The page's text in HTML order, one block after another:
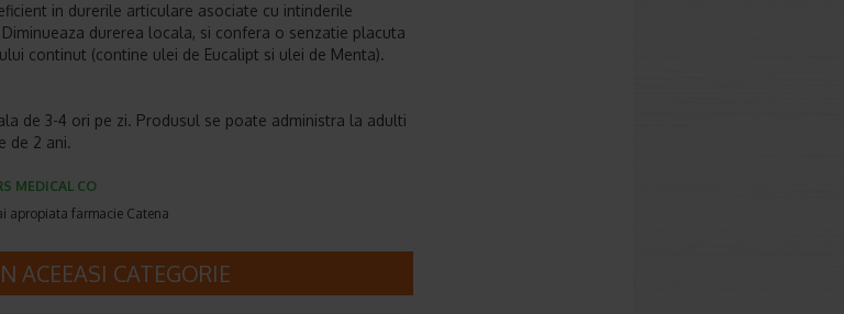
in durerile articulare asociate cu intinderile
durerea locala, si confera o senzatie placuta
continut (contine ulei de Eucalipt si ulei de Menta).
de 3-4 ori pe zi. Produsul se poate administra la adulti
de 2 ani.
MEDICAL CO
apropiata farmacie Catena
ACEEASI CATEGORIE